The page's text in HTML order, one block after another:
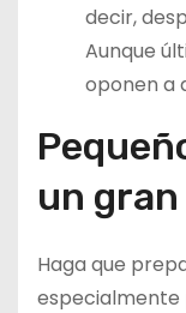
decir,
Aunque
oponen a
un
Haga que
especialmente